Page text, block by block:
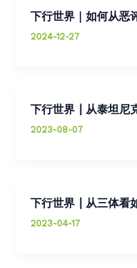
下行世界｜如何从恶
2024-12-27
下行世界 | 从泰坦尼
2023-08-07
下行世界 | 从三体看
2023-04-17